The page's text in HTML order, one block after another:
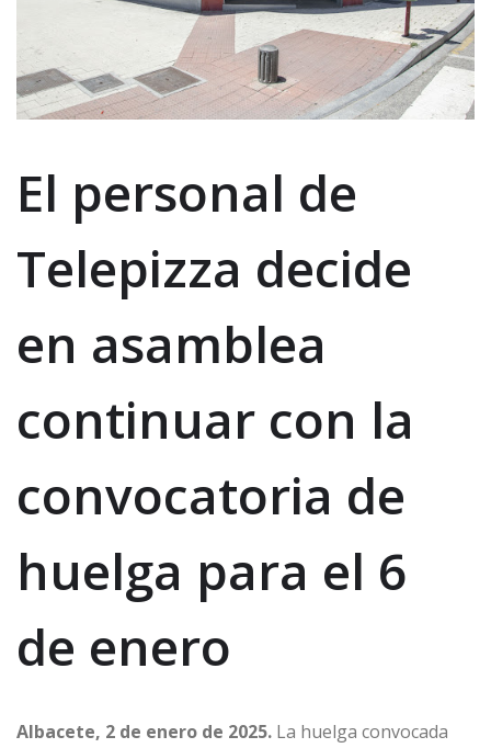
El personal de
Telepizza decide
en asamblea
continuar con la
convocatoria de
huelga para el 6
de enero
Albacete, 2 de enero de 2025. La huelga convocada